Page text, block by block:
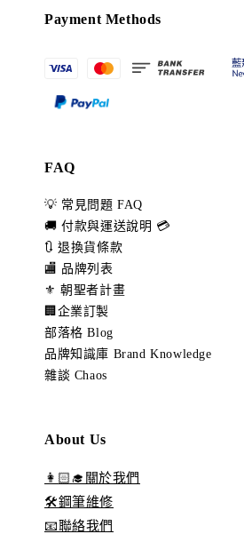
Payment Methods
FAQ
💡 常見問題 FAQ
🚚 付款與運送說明 💳
🔃 退換貨條款
🏬 品牌列表
⚜️ 朝聖者計畫
🏢企業訂製
部落格 Blog
品牌知識庫 Brand Knowledge
雜談 Chaos
About Us
👩🏻‍🎓關於我們
🛠️鋼筆維修
📧聯絡我們